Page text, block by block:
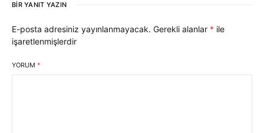
BIR YANIT YAZIN
E-posta adresiniz yayınlanmayacak. Gerekli alanlar * ile
işaretlenmişlerdir
YORUM *